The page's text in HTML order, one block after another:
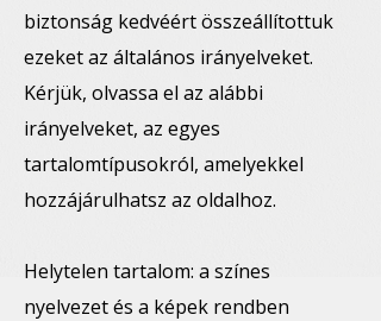
biztonság kedvéért összeállítottuk
ezeket az általános irányelveket.
Kérjük, olvassa el az alábbi
irányelveket, az egyes
tartalomtípusokról, amelyekkel
hozzájárulhatsz az oldalhoz.
Helytelen tartalom: a színes
nyelvezet és a képek rendben